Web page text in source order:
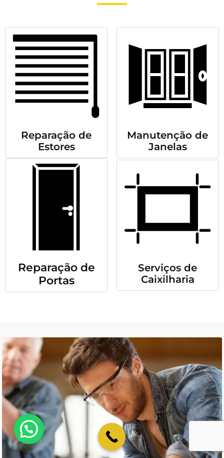
Reparação de
Estores
Manutenção de
Janelas
Reparação de
Portas
Serviços de
Caixilharia
💬 Como podemos ajudar?